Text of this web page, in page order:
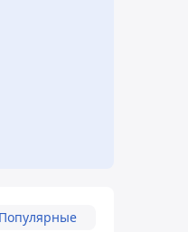
Популярные